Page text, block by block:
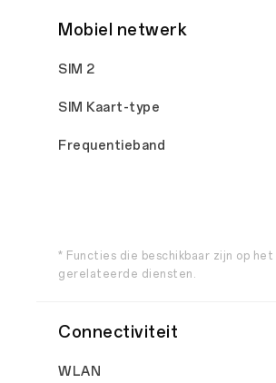
Mobiel netwerk
SIM 2
SIM Kaart-type
Frequentieband
* Functies die beschikbaar zijn op
gerelateerde diensten.
Connectiviteit
WLAN